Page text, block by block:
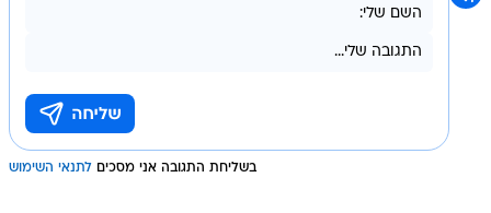
בשליחת התגובה אני מסכים לתנאי השימוש